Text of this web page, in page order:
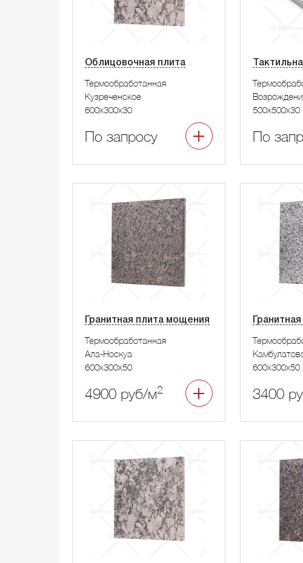
Облицовочная плита
Термообработанная
Кузреченское
600x300x30
По запросу
500x500x30
По
Гранитная плита мощения
Термообработанная
Ала-Носкуа
600x300x50
4900 руб/м2
600x300x50
3400